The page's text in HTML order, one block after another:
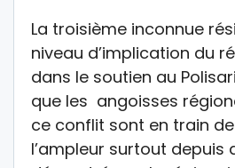
La troisième inconnue
niveau d’implication du
dans le soutien au
que les angoisses
ce conflit sont en train
l’ampleur surtout depuis